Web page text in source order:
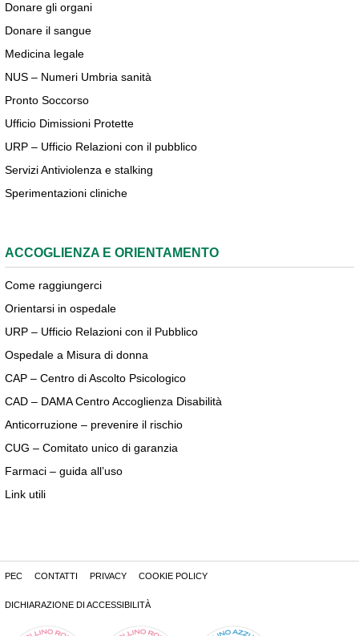
Donare gli organi
Donare il sangue
Medicina legale
NUS – Numeri Umbria sanità
Pronto Soccorso
Ufficio Dimissioni Protette
URP – Ufficio Relazioni con il pubblico
Servizi Antiviolenza e stalking
Sperimentazioni cliniche
ACCOGLIENZA E ORIENTAMENTO
Come raggiungerci
Orientarsi in ospedale
URP – Ufficio Relazioni con il Pubblico
Ospedale a Misura di donna
CAP – Centro di Ascolto Psicologico
CAD – DAMA Centro Accoglienza Disabilità
Anticorruzione – prevenire il rischio
CUG – Comitato unico di garanzia
Farmaci – guida all’uso
Link utili
PEC CONTATTI PRIVACY COOKIE POLICY
DICHIARAZIONE DI ACCESSIBILITÀ